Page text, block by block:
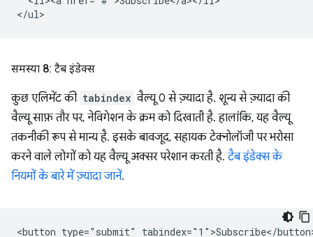
समस्या 8: टैब इंडेक्स
कुछ एलिमेंट की tabindex वैल्यू 0 से ज़्यादा है. शून्य से ज़्यादा की
वैल्यू साफ़ तौर पर, नेविगेशन के क्रम को दिखाती है. हालांकि, यह वैल्यू
तकनीकी रूप से मान्य है. इसके बावजूद, सहायक टेक्नोलॉजी पर भरोसा
करने वाले लोगों को यह वैल्यू अक्सर परेशान करती है.टैब इंडेक्स के
नियमों के बारे में ज़्यादा जानें.